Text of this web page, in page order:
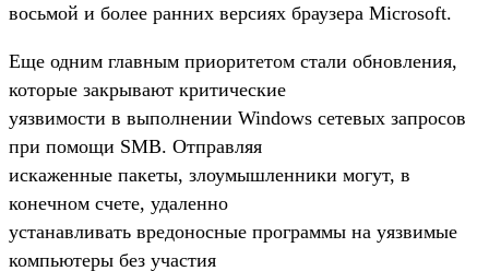
восьмой и более ранних версиях браузера Microsoft.
Еще одним главным приоритетом стали обновления,
которые закрывают критические
уязвимости в выполнении Windows сетевых запросов
при помощи SMB. Отправляя
искаженные пакеты, злоумышленники могут, в
конечном счете, удаленно
устанавливать вредоносные программы на уязвимые
компьютеры без участия